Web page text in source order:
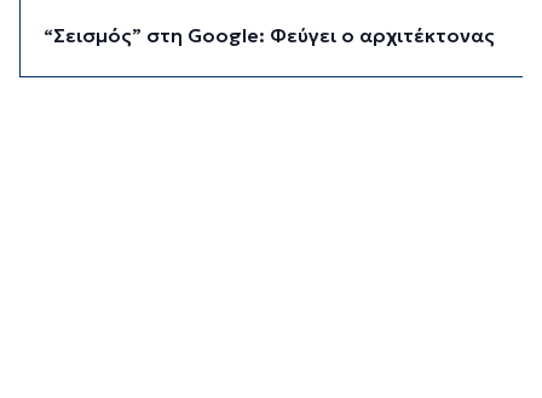
“Σεισμός” στη Google: Φεύγει ο αρχιτέκτονας